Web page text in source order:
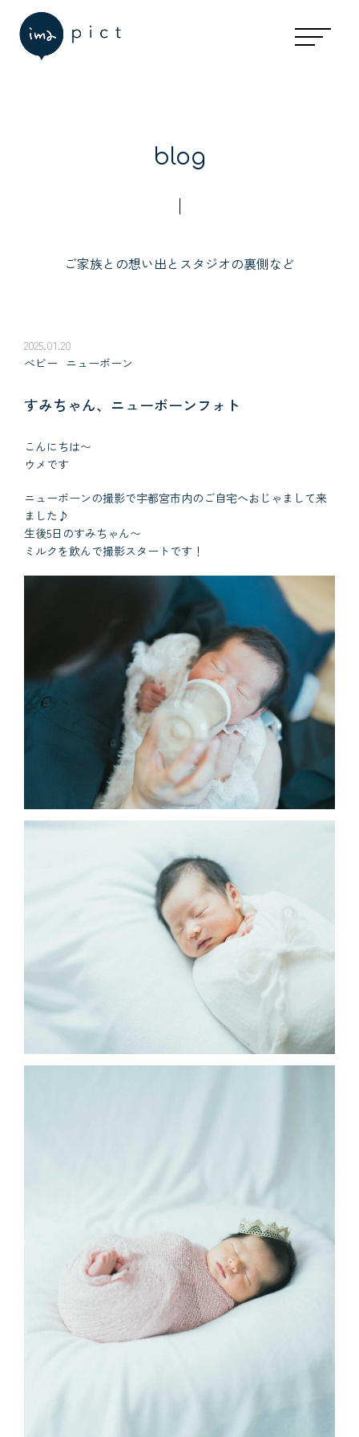
blog
ご家族との想い出とスタジオの裏側など
2025.01.20
べビー ニューボーン
すみちゃん、ニューボーンフォト
こんにちは〜
ウメです
ニューボーンの撮影で宇都宮市内のご自宅へおじゃまして来
ました♪
生後5日のすみちゃん〜
ミルクを飲んで撮影スタートです！